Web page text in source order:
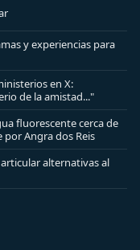
y experiencias para
en X:
de la amistad..."
fluorescente cerca de
Angra dos Reis
alternativas al